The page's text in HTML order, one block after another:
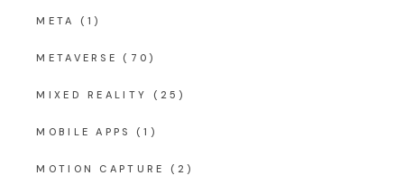
META (1)
METAVERSE (70)
MIXED REALITY (25)
MOBILE APPS (1)
MOTION CAPTURE (2)